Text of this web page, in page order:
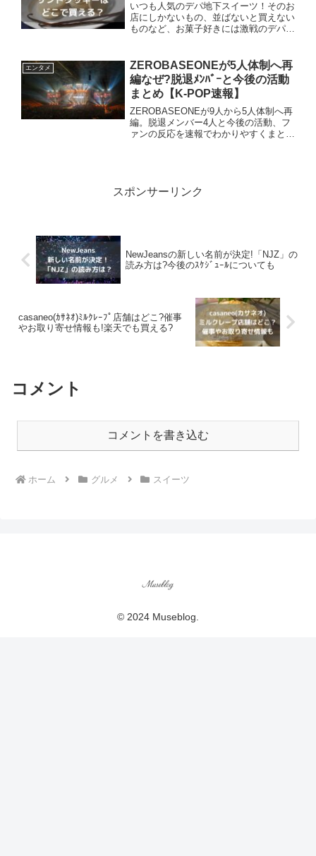
いつも人気のデパ地下スイーツ！そのお
店にしかないもの、並ばないと買えない
ものなど、お菓子好きには激戦のデパ地
「VANI(バニ)」について調査しまし
た。・VANIはどこで買え...
エンタメ
ZEROBASEONEが5人体制へ再
編なぜ?脱退ﾒﾝﾊﾞｰと今後の活動
まとめ【K-POP速報】
ZEROBASEONEが9人から5人体制へ再
編。脱退メンバー4人と今後の活動、フ
ァンの反応を速報でわかりやすくまとめ
スポンサーリンク
NewJeansの新しい名前が決定!「NJZ」の
読み方は?今後のｽｹｼﾞｭｰﾙについても
casaneo(ｶｻﾈｵ)ﾐﾙｸﾚｰﾌﾟ店舗はどこ?催事
やお取り寄せ情報も!楽天でも買える?
コメント
コメントを書き込む
ホーム グルメ スイーツ
© 2024 Museblog.